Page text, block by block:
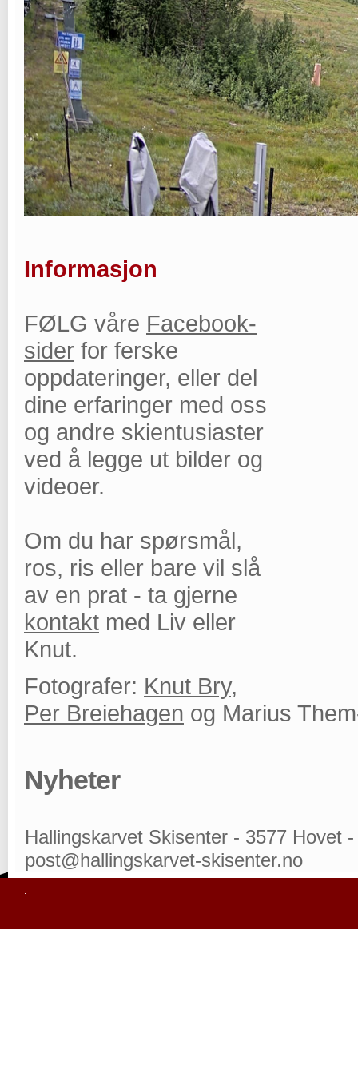
Informasjon
FØLG våre Facebook-
sider for ferske
oppdateringer, eller del
dine erfaringer med oss
og andre skientusiaster
ved å legge ut bilder og
videoer.
Om du har spørsmål,
ros, ris eller bare vil slå
av en prat - ta gjerne
kontakt med Liv eller
Knut.
Fotografer: Knut Bry,
Per Breiehagen og Marius
Nyheter
Hallingskarvet Skisenter - 3577 Hovet
post@hallingskarvet-skisenter.no
.